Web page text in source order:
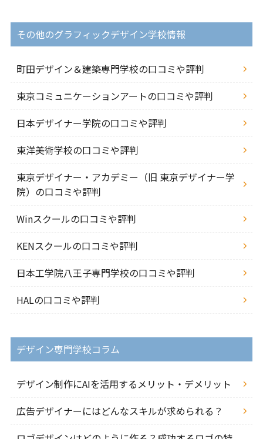
その他のグラフィックデザイン学校情報
町田デザイン＆建築専門学校の口コミや評判
東京コミュニケーションアートの口コミや評判
日本デザイナー学院の口コミや評判
東洋美術学校の口コミや評判
東京デザイナー・アカデミー（旧 東京デザイナー学
院）の口コミや評判
Winスクールの口コミや評判
KENスクールの口コミや評判
日本工学院八王子専門学校の口コミや評判
HALの口コミや評判
デザイン専門学校コラム
デザイン制作にAIを活用するメリット・デメリット
広告デザイナーにはどんなスキルが求められる？